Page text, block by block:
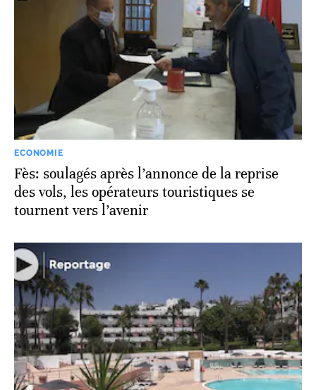
ECONOMIE
Fès: soulagés après l’annonce de la reprise
des vols, les opérateurs touristiques se
tournent vers l’avenir